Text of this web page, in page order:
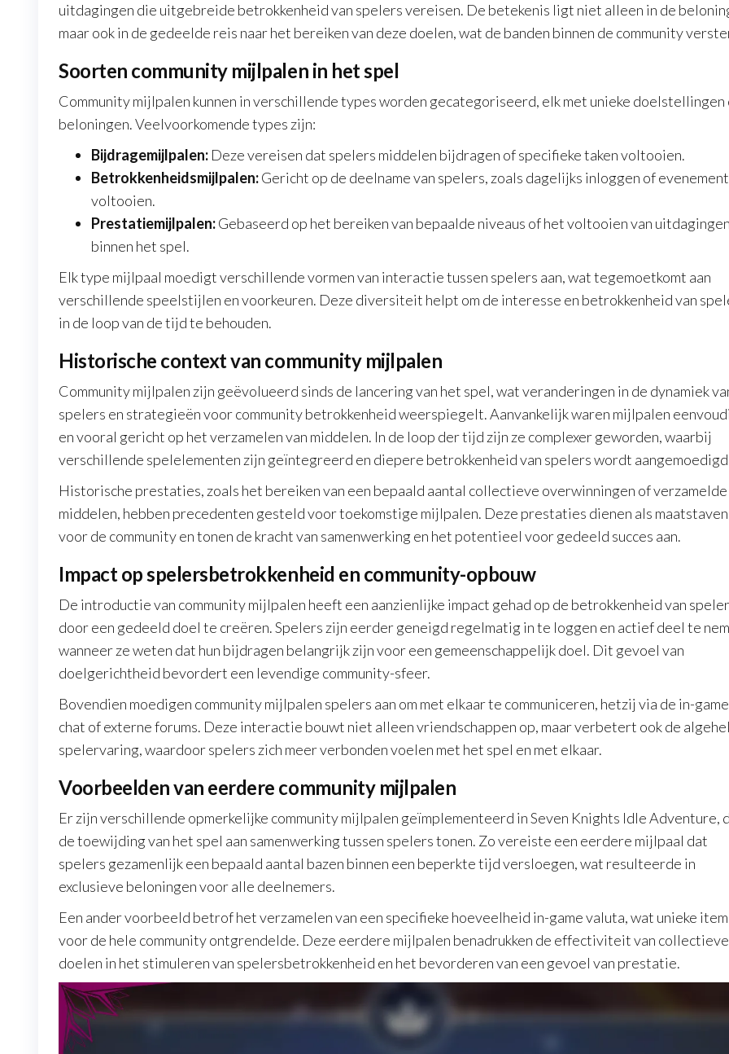
uitdagingen die uitgebreide betrokkenheid van spelers vereisen. De betekenis ligt niet alleen in de
maar ook in de gedeelde reis naar het bereiken van deze doelen, wat de banden binnen de community
Soorten community mijlpalen in het spel
Community mijlpalen kunnen in verschillende types worden gecategoriseerd, elk met unieke doelstellingen
beloningen. Veelvoorkomende types zijn:
Bijdragemijlpalen: Deze vereisen dat spelers middelen bijdragen of specifieke taken voltooien.
Betrokkenheidsmijlpalen:Gericht op de deelname van spelers, zoals dagelijks inloggen of
voltooien.
Prestatiemijlpalen:Gebaseerd op het bereiken van bepaalde niveaus of het voltooien van uitdagingen
binnen het spel.
Elk type mijlpaal moedigt verschillende vormen van interactie tussen spelers aan, wat tegemoetkomt aan
verschillende speelstijlen en voorkeuren. Deze diversiteit helpt om de interesse en betrokkenheid van
in de loop van de tijd te behouden.
Historische context van community mijlpalen
Community mijlpalen zijn geëvolueerd sinds de lancering van het spel, wat veranderingen in de dynamiek
spelers en strategieën voor community betrokkenheid weerspiegelt. Aanvankelijk waren mijlpalen
en vooral gericht op het verzamelen van middelen. In de loop der tijd zijn ze complexer geworden, waarbij
verschillende spelelementen zijn geïntegreerd en diepere betrokkenheid van spelers wordt
Historische prestaties, zoals het bereiken van een bepaald aantal collectieve overwinningen of verzamelde
middelen, hebben precedenten gesteld voor toekomstige mijlpalen. Deze prestaties dienen als maatstaven
voor de community en tonen de kracht van samenwerking en het potentieel voor gedeeld succes aan.
Impact op spelersbetrokkenheid en community-opbouw
De introductie van community mijlpalen heeft een aanzienlijke impact gehad op de betrokkenheid van
door een gedeeld doel te creëren. Spelers zijn eerder geneigd regelmatig in te loggen en actief deel te
wanneer ze weten dat hun bijdragen belangrijk zijn voor een gemeenschappelijk doel. Dit gevoel van
doelgerichtheid bevordert een levendige community-sfeer.
Bovendien moedigen community mijlpalen spelers aan om met elkaar te communiceren, hetzij via de in-game
chat of externe forums. Deze interactie bouwt niet alleen vriendschappen op, maar verbetert ook de
spelervaring, waardoor spelers zich meer verbonden voelen met het spel en met elkaar.
Voorbeelden van eerdere community mijlpalen
Er zijn verschillende opmerkelijke community mijlpalen geïmplementeerd in Seven Knights Idle Adventure,
de toewijding van het spel aan samenwerking tussen spelers tonen. Zo vereiste een eerdere mijlpaal dat
spelers gezamenlijk een bepaald aantal bazen binnen een beperkte tijd versloegen, wat resulteerde in
exclusieve beloningen voor alle deelnemers.
Een ander voorbeeld betrof het verzamelen van een specifieke hoeveelheid in-game valuta, wat unieke
voor de hele community ontgrendelde. Deze eerdere mijlpalen benadrukken de effectiviteit van collectieve
doelen in het stimuleren van spelersbetrokkenheid en het bevorderen van een gevoel van prestatie.